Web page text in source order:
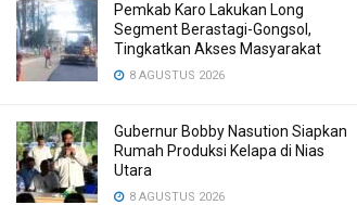
Pemkab Karo Lakukan Long
Segment Berastagi-Gongsol,
Tingkatkan Akses Masyarakat
8 AGUSTUS 2026
Gubernur Bobby Nasution Siapkan
Rumah Produksi Kelapa di Nias
Utara
8 AGUSTUS 2026